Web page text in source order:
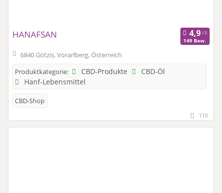
HANAFSAN
149 Bew.
6840 Götzis, Vorarlberg, Österreich
Produktkategorie:
CBD-Produkte
CBD-Öl
Hanf-Lebensmittel
CBD-Shop
110